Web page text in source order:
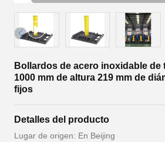
Bollardos de acero inoxidable de
1000 mm de altura 219 mm de
fijos
Detalles del producto
Lugar de origen: En Beijing